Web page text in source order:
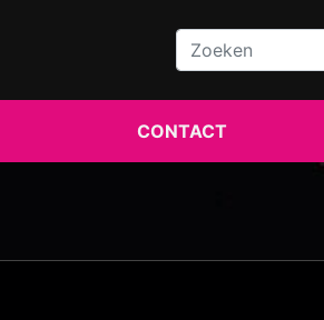
CONTACT